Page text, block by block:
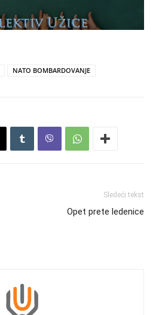
NATO BOMBARDOVANJE
Sledeći tekst
Opet prete ledenice